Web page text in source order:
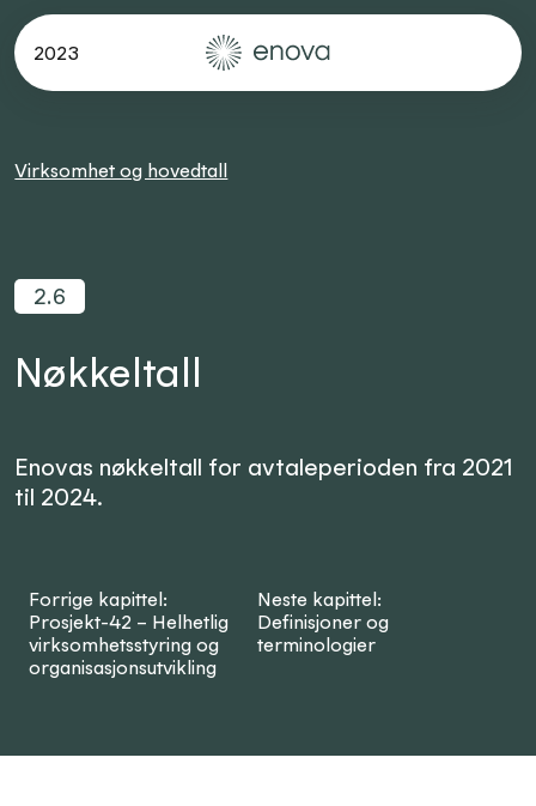
2023
Virksomhet og hovedtall
2.6
Nøkkeltall
Enovas nøkkeltall for avtaleperioden fra 2021
til 2024.
Forrige kapittel:
Prosjekt-42 – Helhetlig
virksomhetsstyring og
organisasjonsutvikling
Neste kapittel:
Definisjoner og
terminologier